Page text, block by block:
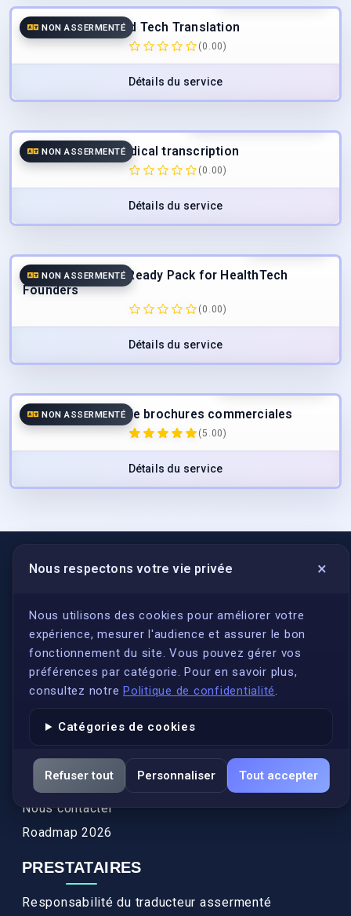
NON ASSERMENTÉMed Tech Translation
(0.00)
Détails du service
NON ASSERMENTÉMedical transcription
(0.00)
Détails du service
NON ASSERMENTÉ
Essential Market-Ready Pack for HealthTech
Founders
(0.00)
Détails du service
NON ASSERMENTÉ
Traduction de brochures commerciales
(5.00)
Détails du service
Nous respectons votre vie privée ×
Nous utilisons des cookies pour améliorer votre
expérience, mesurer l'audience et assurer le bon
fonctionnement du site. Vous pouvez gérer vos
préférences par catégorie. Pour en savoir plus,
consultez notre Politique de confidentialité.
Catégories de cookies
Refuser tout Personnaliser Tout accepter
LIENS UTILES
S'inscrire
Qui sommes-nous ?
Conformité
Annuaires des traducteurs assermentés
Actualités
Services
FAQ
Nous contacter
Roadmap 2026
PRESTATAIRES
Responsabilité du traducteur assermenté